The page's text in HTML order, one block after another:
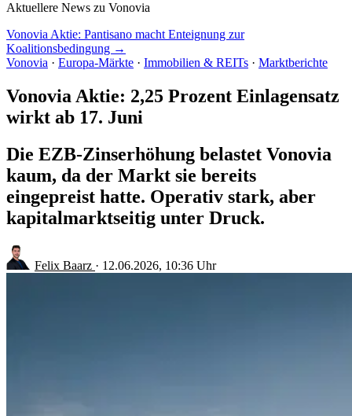
Aktuellere News zu Vonovia
Vonovia Aktie: Pantisano macht Enteignung zur
Koalitionsbedingung →
Vonovia · Europa-Märkte · Immobilien & REITs · Marktberichte
Vonovia Aktie: 2,25 Prozent Einlagensatz
wirkt ab 17. Juni
Die EZB-Zinserhöhung belastet Vonovia
kaum, da der Markt sie bereits
eingepreist hatte. Operativ stark, aber
kapitalmarktseitig unter Druck.
Felix Baarz · 12.06.2026, 10:36 Uhr